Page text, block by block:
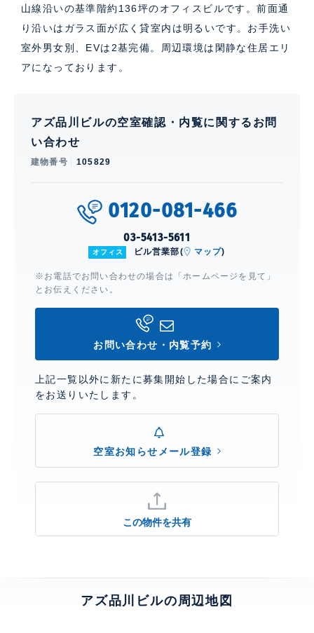
山線沿いの基準階約136坪のオフィスビルです。前面通
り沿いはガラス面が広く貸室内は明るいです。お手洗い
室外男女別、EVは2基完備。周辺環境は閑静な住居エリ
アになっております。
アズ品川ビルの空室確認・内覧に関するお問
い合わせ
建物番号 105829
0120-081-466
03-5413-5611
オフィス ビル営業部( マップ)
※お電話でお問い合わせの場合は「ホームページを見て」
とお伝えください。
お問い合わせ・内覧予約
上記一覧以外に新たに募集開始した場合にご案内
をお送りいたします。
空室お知らせメール登録
この物件を共有
アズ品川ビルの周辺地図